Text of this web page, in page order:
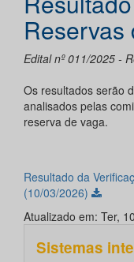
Reservas
Edital nº 011/2025 -
Os resultados serão
analisados pelas
reserva de vaga.
Resultado da
(10/03/2026)
Atualizado em: Ter,
Sistemas